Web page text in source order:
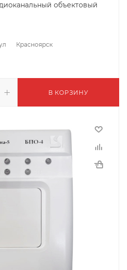
объектовый
Красноярск
В КОРЗИНУ